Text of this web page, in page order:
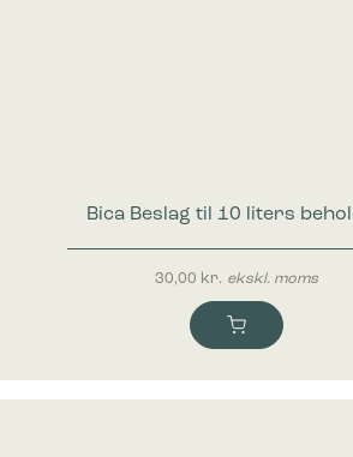
Bica Beslag til 10 liters
30,00 kr. ekskl. moms